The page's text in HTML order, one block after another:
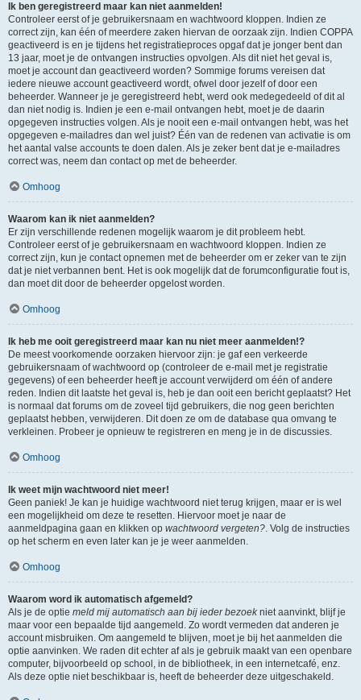
Ik ben geregistreerd maar kan niet aanmelden!
Controleer eerst of je gebruikersnaam en wachtwoord kloppen. Indien ze
correct zijn, kan één of meerdere zaken hiervan de oorzaak zijn. Indien COPPA
geactiveerd is en je tijdens het registratieproces opgaf dat je jonger bent dan
13 jaar, moet je de ontvangen instructies opvolgen. Als dit niet het geval is,
moet je account dan geactiveerd worden? Sommige forums vereisen dat
iedere nieuwe account geactiveerd wordt, ofwel door jezelf of door een
beheerder. Wanneer je je geregistreerd hebt, werd ook medegedeeld of dit al
dan niet nodig is. Indien je een e-mail ontvangen hebt, moet je de daarin
opgegeven instructies volgen. Als je nooit een e-mail ontvangen hebt, was het
opgegeven e-mailadres dan wel juist? Één van de redenen van activatie is om
het aantal valse accounts te doen dalen. Als je zeker bent dat je e-mailadres
correct was, neem dan contact op met de beheerder.
Omhoog
Waarom kan ik niet aanmelden?
Er zijn verschillende redenen mogelijk waarom je dit probleem hebt.
Controleer eerst of je gebruikersnaam en wachtwoord kloppen. Indien ze
correct zijn, kun je contact opnemen met de beheerder om er zeker van te zijn
dat je niet verbannen bent. Het is ook mogelijk dat de forumconfiguratie fout is,
dan moet dit door de beheerder opgelost worden.
Omhoog
Ik heb me ooit geregistreerd maar kan nu niet meer aanmelden!?
De meest voorkomende oorzaken hiervoor zijn: je gaf een verkeerde
gebruikersnaam of wachtwoord op (controleer de e-mail met je registratie
gegevens) of een beheerder heeft je account verwijderd om één of andere
reden. Indien dit laatste het geval is, heb je dan ooit een bericht geplaatst? Het
is normaal dat forums om de zoveel tijd gebruikers, die nog geen berichten
geplaatst hebben, verwijderen. Dit doen ze om de database qua omvang te
verkleinen. Probeer je opnieuw te registreren en meng je in de discussies.
Omhoog
Ik weet mijn wachtwoord niet meer!
Geen paniek! Je kan je huidige wachtwoord niet terug krijgen, maar er is wel
een mogelijkheid om deze te resetten. Hiervoor moet je naar de
aanmeldpagina gaan en klikken op wachtwoord vergeten?. Volg de instructies
op het scherm en even later kan je je weer aanmelden.
Omhoog
Waarom word ik automatisch afgemeld?
Als je de optie meld mij automatisch aan bij ieder bezoekniet aanvinkt, blijf je
maar voor een bepaalde tijd aangemeld. Zo wordt vermeden dat anderen je
account misbruiken. Om aangemeld te blijven, moet je bij het aanmelden die
optie aanvinken. We raden dit echter af als je gebruik maakt van een openbare
computer, bijvoorbeeld op school, in de bibliotheek, in een internetcafé, enz.
Als deze optie niet beschikbaar is, heeft de beheerder deze uitgeschakeld.